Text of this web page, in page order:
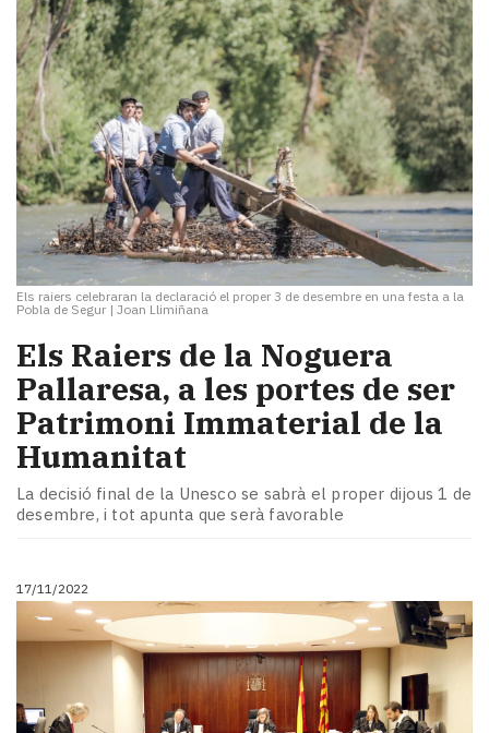
Els raiers celebraran la declaració el proper 3 de desembre en una festa a la
Pobla de Segur | Joan Llimiñana
Els Raiers de la Noguera
Pallaresa, a les portes de ser
Patrimoni Immaterial de la
Humanitat
La decisió final de la Unesco se sabrà el proper dijous 1 de
desembre, i tot apunta que serà favorable
17/11/2022